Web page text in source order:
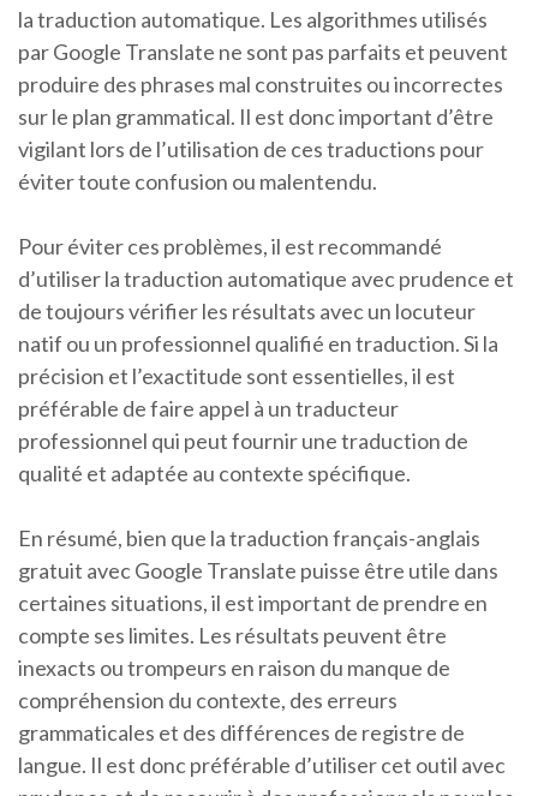
la traduction automatique. Les algorithmes utilisés
par Google Translate ne sont pas parfaits et peuvent
produire des phrases mal construites ou incorrectes
sur le plan grammatical. Il est donc important d’être
vigilant lors de l’utilisation de ces traductions pour
éviter toute confusion ou malentendu.
Pour éviter ces problèmes, il est recommandé
d’utiliser la traduction automatique avec prudence et
de toujours vérifier les résultats avec un locuteur
natif ou un professionnel qualifié en traduction. Si la
précision et l’exactitude sont essentielles, il est
préférable de faire appel à un traducteur
professionnel qui peut fournir une traduction de
qualité et adaptée au contexte spécifique.
En résumé, bien que la traduction français-anglais
gratuit avec Google Translate puisse être utile dans
certaines situations, il est important de prendre en
compte ses limites. Les résultats peuvent être
inexacts ou trompeurs en raison du manque de
compréhension du contexte, des erreurs
grammaticales et des différences de registre de
langue. Il est donc préférable d’utiliser cet outil avec